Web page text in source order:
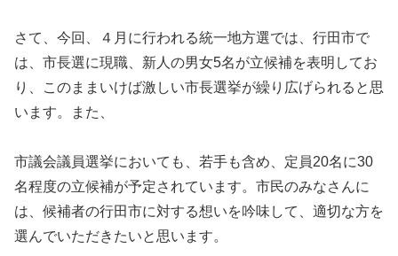
さて、今回、４月に行われる統一地方選では、行田市で
は、市長選に現職、新人の男女5名が立候補を表明してお
り、このままいけば激しい市長選挙が繰り広げられると思
います。また、
市議会議員選挙においても、若手も含め、定員20名に30
名程度の立候補が予定されています。市民のみなさんに
は、候補者の行田市に対する想いを吟味して、適切な方を
選んでいただきたいと思います。